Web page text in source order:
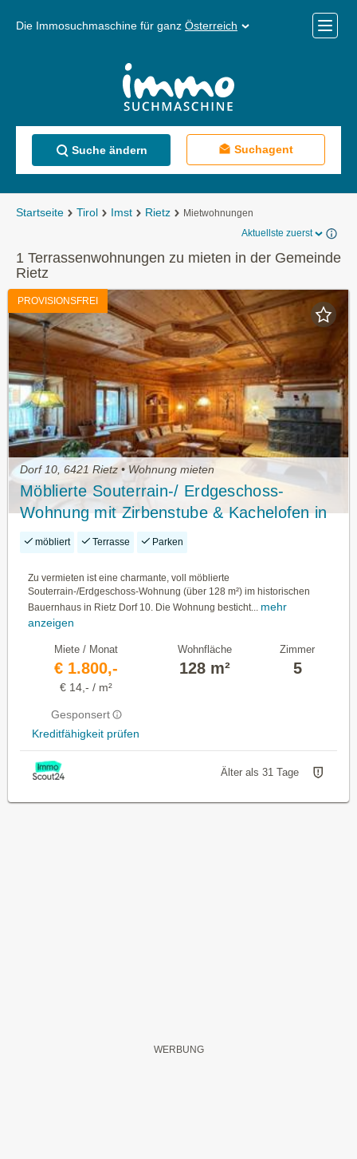
Die Immosuchmaschine für ganz Österreich
Menü
Suche ändern Suchagent
Startseite Tirol Imst Rietz
Mietwohnungen
Aktuellste zuerst
1 Terrassenwohnungen zu mieten in der Gemeinde
Rietz
PROVISIONSFREI
Dorf 10, 6421 Rietz • Wohnung mieten
Möblierte Souterrain-/ Erdgeschoss-
Wohnung mit Zirbenstube & Kachelofen in
Rietz
möbliert Terrasse Parken
Zu vermieten ist eine charmante, voll möblierte
Souterrain-/Erdgeschoss-Wohnung (über 128 m²) im historischen
Bauernhaus in Rietz Dorf 10. Die Wohnung besticht...
mehr
anzeigen
Miete / Monat
€ 1.800,-
€ 14,- / m²
Gesponsert
Kreditfähigkeit prüfen
Wohnfläche
128 m²
Zimmer
5
Älter als 31 Tage